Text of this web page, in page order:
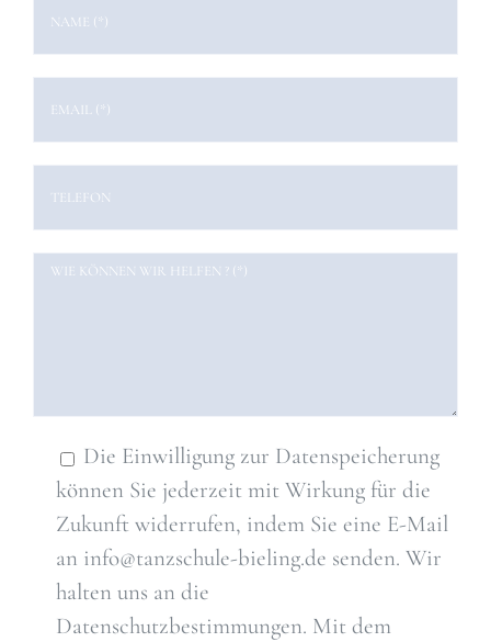
Die Einwilligung zur Datenspeicherung
können Sie jederzeit mit Wirkung für die
Zukunft widerrufen, indem Sie eine E-Mail
an info@tanzschule-bieling.de senden. Wir
halten uns an die
Datenschutzbestimmungen. Mit dem